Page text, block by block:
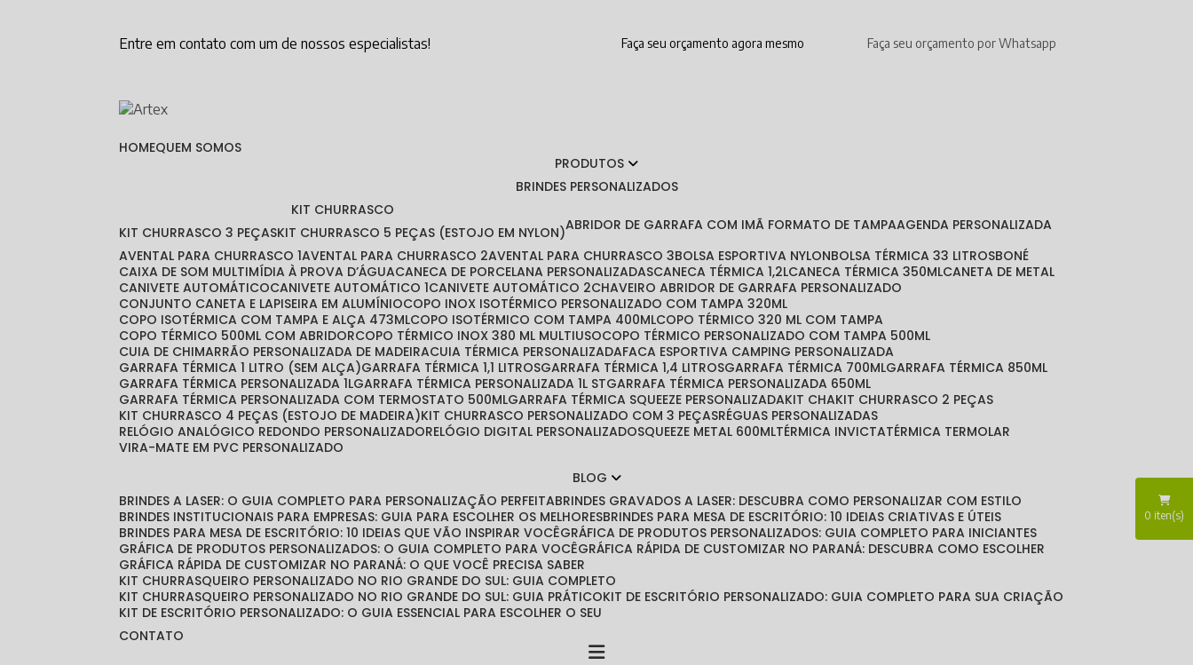
Entre em contato com um de nossos especialistas! Faça seu orçamento agora mesmo Faça seu orçamento por Whatsapp
HOME
QUEM SOMOS
PRODUTOS
BRINDES PERSONALIZADOS
KIT CHURRASCO
KIT CHURRASCO 3 PEÇAS KIT CHURRASCO 5 PEÇAS (ESTOJO EM NYLON) ABRIDOR DE GARRAFA COM IMÃ FORMATO DE TAMPA AGENDA PERSONALIZADA
AVENTAL PARA CHURRASCO 1 AVENTAL PARA CHURRASCO 2 AVENTAL PARA CHURRASCO 3 BOLSA ESPORTIVA NYLON BOLSA TÉRMICA 33 LITROS BONÉ
CAIXA DE SOM MULTIMÍDIA À PROVA D’ÁGUA
CANECA DE PORCELANA PERSONALIZADAS CANECA TÉRMICA 1,2L CANECA TÉRMICA 350ML CANETA DE METAL
CANIVETE AUTOMÁTICO
CANIVETE AUTOMÁTICO 1 CANIVETE AUTOMÁTICO 2
CHAVEIRO ABRIDOR DE GARRAFA PERSONALIZADO
CONJUNTO CANETA E LAPISEIRA EM ALUMÍNIO
COPO INOX ISOTÉRMICO PERSONALIZADO COM TAMPA 320ML
COPO ISOTÉRMICA COM TAMPA E ALÇA 473ML COPO ISOTÉRMICO COM TAMPA 400ML COPO TÉRMICO 320 ML COM TAMPA
COPO TÉRMICO 500ML COM ABRIDOR
COPO TÉRMICO INOX 380 ML MULTIUSO
COPO TÉRMICO PERSONALIZADO COM TAMPA 500ML
CUIA DE CHIMARRÃO PERSONALIZADA DE MADEIRA
CUIA TÉRMICA PERSONALIZADA FACA ESPORTIVA CAMPING PERSONALIZADA
GARRAFA TÉRMICA 1 LITRO (SEM ALÇA)
GARRAFA TÉRMICA 1,1 LITROS GARRAFA TÉRMICA 1,4 LITROS GARRAFA TÉRMICA 700ML
GARRAFA TÉRMICA 850ML
GARRAFA TÉRMICA PERSONALIZADA 1L
GARRAFA TÉRMICA PERSONALIZADA 1L ST
GARRAFA TÉRMICA PERSONALIZADA 650ML
GARRAFA TÉRMICA PERSONALIZADA COM TERMOSTATO 500ML
GARRAFA TÉRMICA SQUEEZE PERSONALIZADA KIT CHA KIT CHURRASCO 2 PEÇAS
KIT CHURRASCO 4 PEÇAS (ESTOJO DE MADEIRA) KIT CHURRASCO PERSONALIZADO COM 3 PEÇAS RÉGUAS PERSONALIZADAS
RELÓGIO ANALÓGICO REDONDO PERSONALIZADO RELÓGIO DIGITAL PERSONALIZADO SQUEEZE METAL 600ML TÉRMICA INVICTA TÉRMICA TERMOLAR
VIRA-MATE EM PVC PERSONALIZADO
BLOG
BRINDES A LASER: O GUIA COMPLETO PARA PERSONALIZAÇÃO PERFEITA BRINDES GRAVADOS A LASER: DESCUBRA COMO PERSONALIZAR COM ESTILO
BRINDES INSTITUCIONAIS PARA EMPRESAS: GUIA PARA ESCOLHER OS MELHORES BRINDES PARA MESA DE ESCRITÓRIO: 10 IDEIAS CRIATIVAS E ÚTEIS
BRINDES PARA MESA DE ESCRITÓRIO: 10 IDEIAS QUE VÃO INSPIRAR VOCÊ
GRÁFICA DE PRODUTOS PERSONALIZADOS: GUIA COMPLETO PARA INICIANTES
GRÁFICA DE PRODUTOS PERSONALIZADOS: O GUIA COMPLETO PARA VOCÊ
GRÁFICA RÁPIDA DE CUSTOMIZAR NO PARANÁ: DESCUBRA COMO ESCOLHER
GRÁFICA RÁPIDA DE CUSTOMIZAR NO PARANÁ: O QUE VOCÊ PRECISA SABER
KIT CHURRASQUEIRO PERSONALIZADO NO RIO GRANDE DO SUL: GUIA COMPLETO
KIT CHURRASQUEIRO PERSONALIZADO NO RIO GRANDE DO SUL: GUIA PRÁTICO KIT DE ESCRITÓRIO PERSONALIZADO: GUIA COMPLETO PARA SUA CRIAÇÃO
KIT DE ESCRITÓRIO PERSONALIZADO: O GUIA ESSENCIAL PARA ESCOLHER O SEU
CONTATO
0 iten(s)